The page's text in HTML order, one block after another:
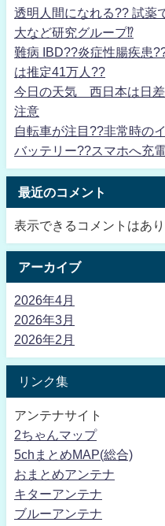
透明人間になれる?? 試薬
大など研究グループ⁉
難病 IBD??炎症性腸疾患
は推定41万人??
今日の天気 西日本は日
注意
自転車が注目??非常時の
バッテリー??スマホへ充
最近のコメント
表示できるコメントはあり
アーカイブ
2026年4月
2026年3月
2026年2月
リンク集
アンテナサイト
2ちゃんマップ
5chまとめMAP(総合)
おまとめアンテナ
キターアンテナ
ブルーアンテナ